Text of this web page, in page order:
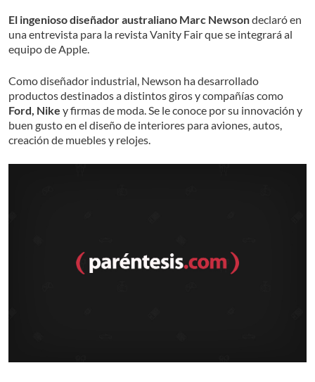
El ingenioso diseñador australiano Marc Newsondeclaró en
una entrevista para la revista Vanity Fair que se integrará al
equipo de Apple.
Como diseñador industrial, Newson ha desarrollado
productos destinados a distintos giros y compañías como
Ford, Nike y firmas de moda. Se le conoce por su innovación y
buen gusto en el diseño de interiores para aviones, autos,
creación de muebles y relojes.